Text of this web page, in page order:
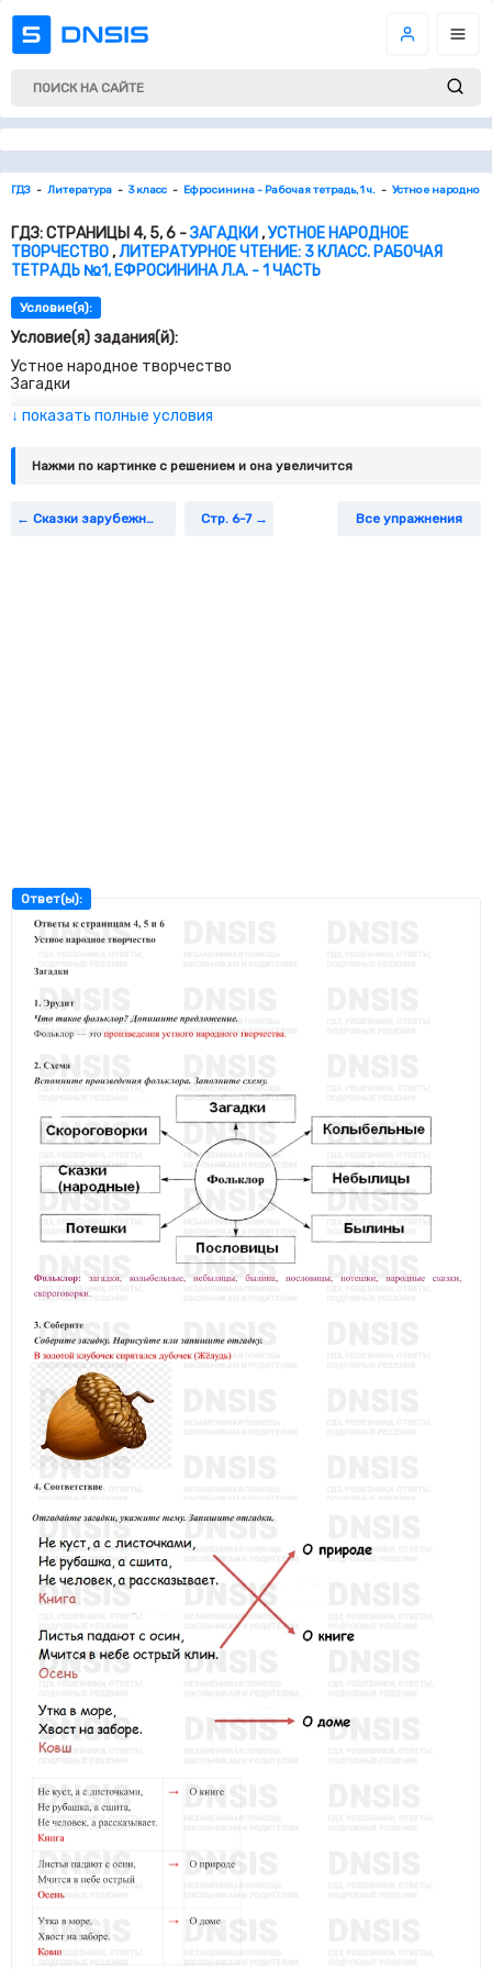
ГДЗ Литература 3 класс Ефросинина - Рабочая тетрадь, 1 ч. Устное народное
ГДЗ: СТРАНИЦЫ 4, 5, 6 -ЗАГАДКИ,УСТНОЕ НАРОДНОЕ
ТВОРЧЕСТВО,ЛИТЕРАТУРНОЕ ЧТЕНИЕ: 3 КЛАСС. РАБОЧАЯ
ТЕТРАДЬ №1, ЕФРОСИНИНА Л.А. - 1 ЧАСТЬ
Условие(я):
Условие(я) задания(й):
Устное народное творчество
Загадки
1. Эрудит
Что такое фольклор? Допишите предложение.
2. Схема
Вспомните произведения фольклора. Заполните схему.
Соберите загадку. Нарисуйте или запишите отгадку.
↓ показать полные условия
Нажми по картинке c решением и она увеличится
Сказки зарубежных писателей Стр. 6-7 Все упражнения
Ответ(ы):